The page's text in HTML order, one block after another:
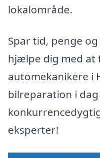
lokalområde.
Spar tid, penge
hjælpe dig med at
automekanikere i
bilreparation i dag
eksperter!